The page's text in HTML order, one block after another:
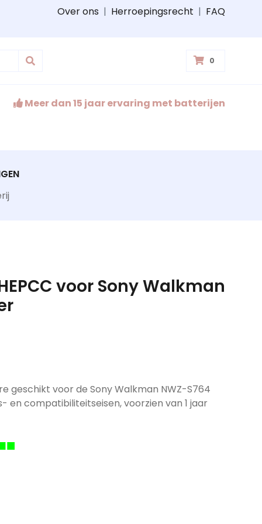
Over ons | Herroepingsrecht | FAQ
0
Meer dan 15 jaar ervaring met batterijen
voor Sony Walkman
geschikt voor de Sony Walkman NWZ-S764
en compatibiliteitseisen, voorzien van 1 jaar